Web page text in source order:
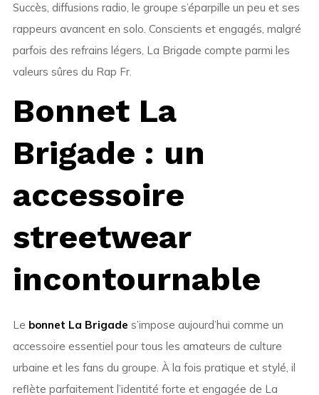
Succès, diffusions radio, le groupe s’éparpille un peu et ses
rappeurs avancent en solo. Conscients et engagés, malgré
parfois des refrains légers, La Brigade compte parmi les
valeurs sûres du Rap Fr.
Bonnet La
Brigade : un
accessoire
streetwear
incontournable
Le bonnet La Brigade s’impose aujourd’hui comme un
accessoire essentiel pour tous les amateurs de culture
urbaine et les fans du groupe. À la fois pratique et stylé, il
reflète parfaitement l’identité forte et engagée de La